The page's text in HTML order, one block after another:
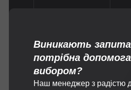
Виникають
потрібна
вибором?
Наш менеджер з радістю